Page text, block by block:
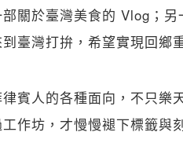
關於臺灣美食的 Vlog；
臺灣打拚，希望實現回鄉
賓人的各種面向，不只樂
作坊，才慢慢褪下標籤與